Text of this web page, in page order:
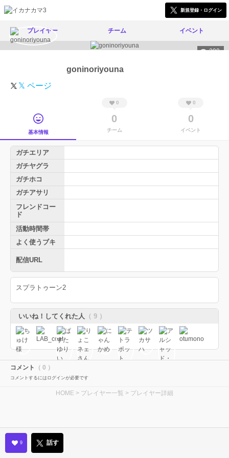
新規登録・ログイン
プレイヤー チーム イベント
299
goninoriyouna
𝕏 ページ
基本情報
0
0
チーム
0
0
イベント
ガチエリア
ガチヤグラ
ガチホコ
ガチアサリ
フレンドコー
ド
活動時間帯
よく使うブキ
配信URL
スプラトゥーン2
いいね！してくれた人 （ 9 ）
コメント （ 0 ）
コメントするにはログインが必要です
HOME > プレイヤー一覧 > プレイヤー詳細
9 話す